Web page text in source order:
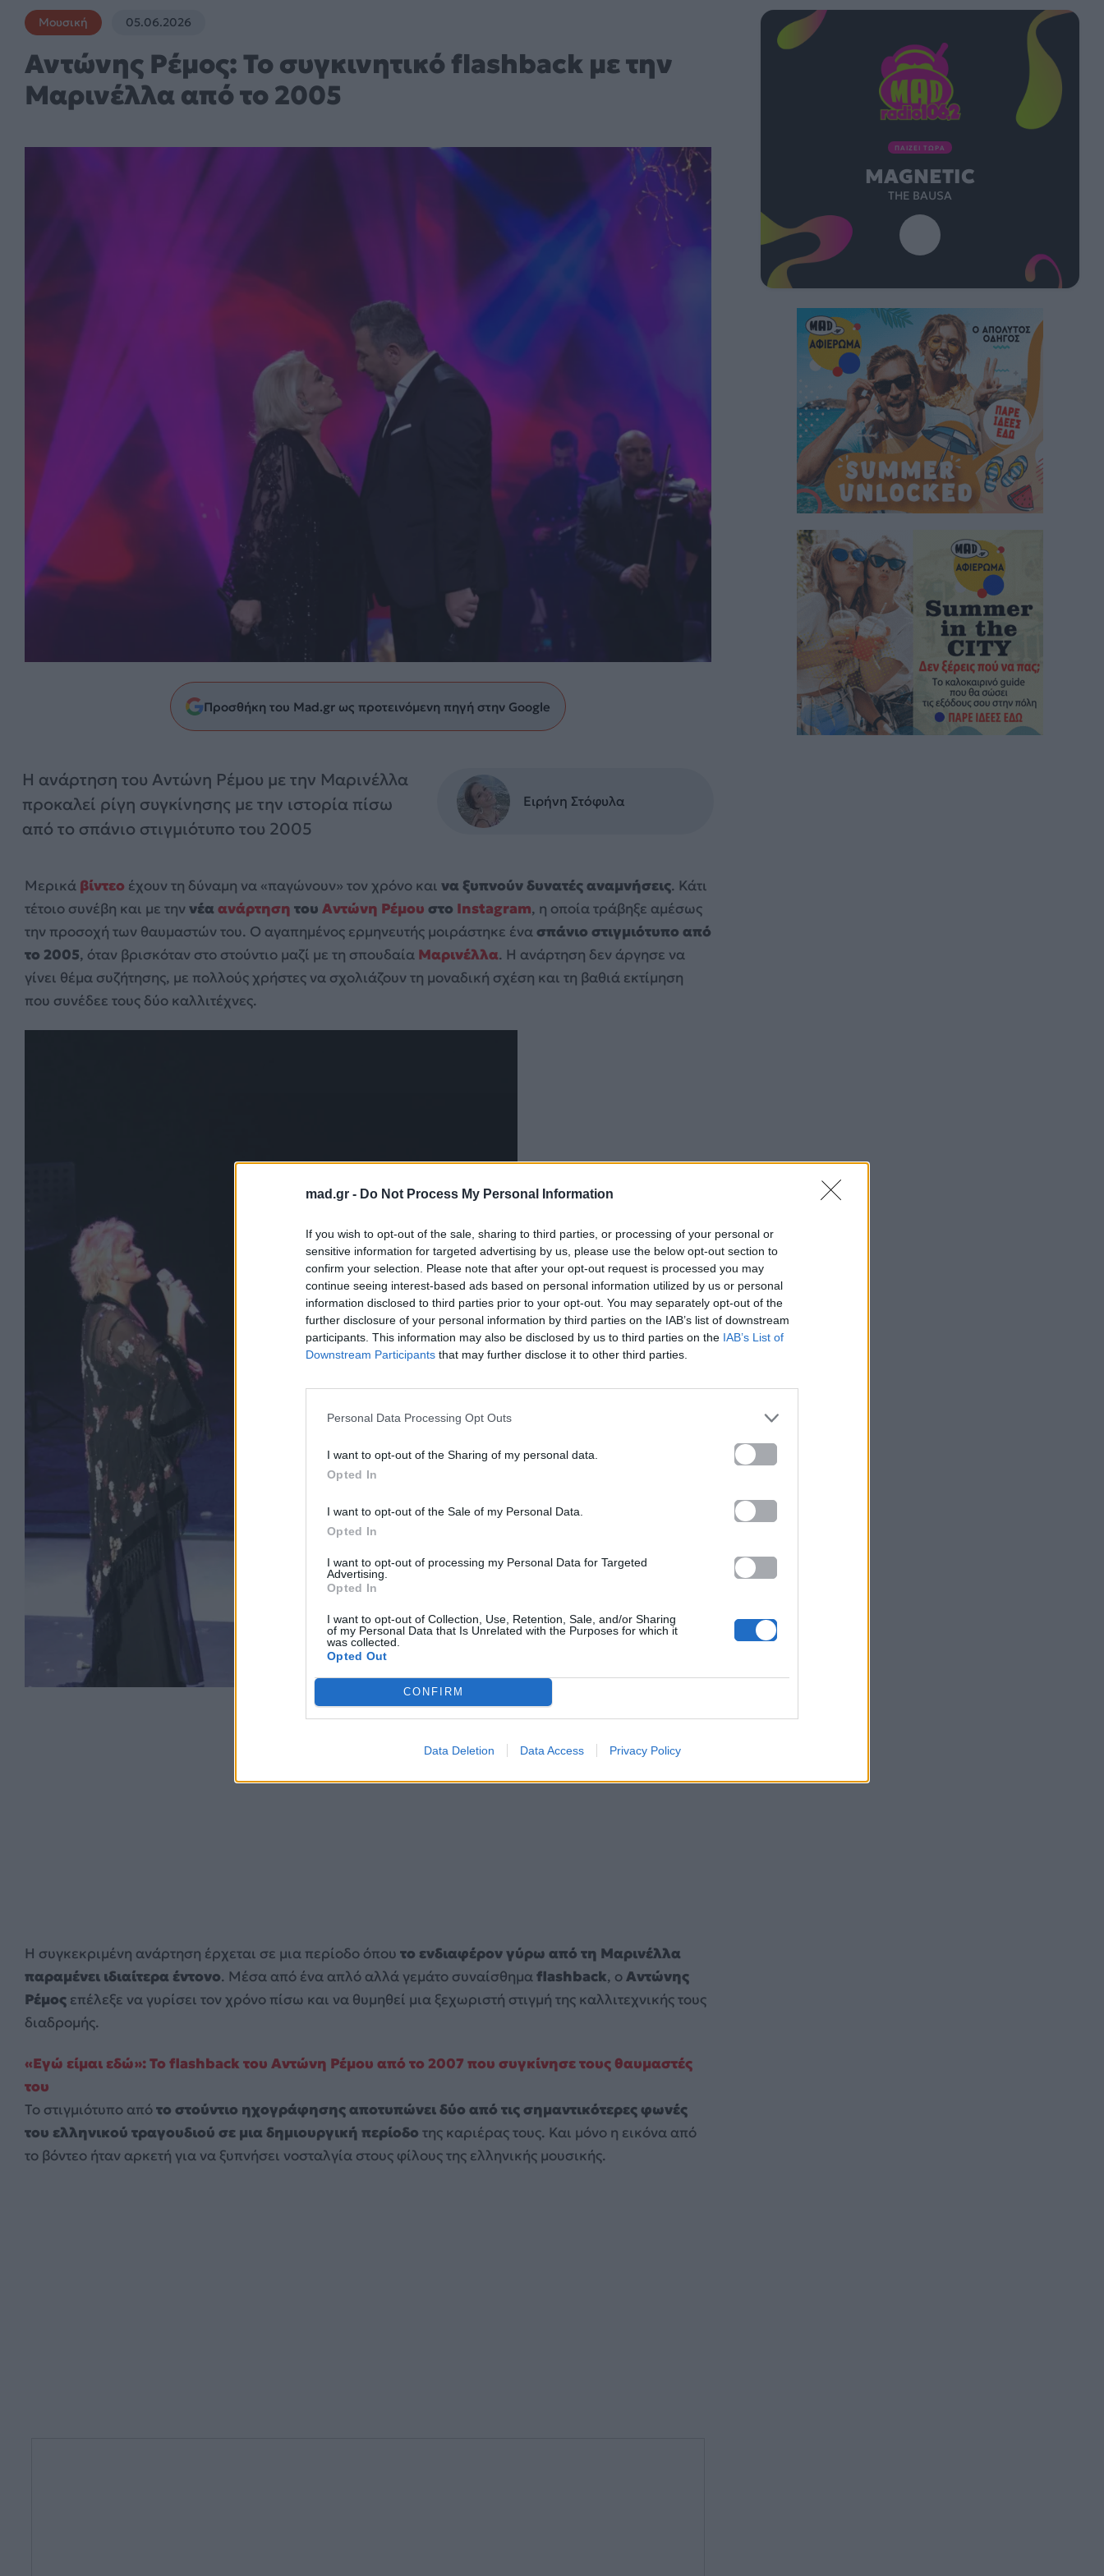
mad.gr - Do Not Process My Personal Information
If you wish to opt-out of the sale, sharing to third parties, or processing of your personal or
sensitive information for targeted advertising by us, please use the below opt-out section to
confirm your selection. Please note that after your opt-out request is processed you may
continue seeing interest-based ads based on personal information utilized by us or personal
information disclosed to third parties prior to your opt-out. You may separately opt-out of the
further disclosure of your personal information by third parties on the IAB’s list of downstream
participants. This information may also be disclosed by us to third parties on the IAB’s List of
Downstream Participants that may further disclose it to other third parties.
Personal Data Processing Opt Outs
I want to opt-out of the Sharing of my personal data.
Opted In
I want to opt-out of the Sale of my Personal Data.
Opted In
I want to opt-out of processing my Personal Data for Targeted
Advertising.
Opted In
I want to opt-out of Collection, Use, Retention, Sale, and/or Sharing
of my Personal Data that Is Unrelated with the Purposes for which it
was collected.
Opted Out
CONFIRM
Data Deletion Data Access Privacy Policy
Μουσική 05.06.2026
Αντώνης Ρέμος: Το συγκινητικό flashback με την
Μαρινέλλα από το 2005
Προσθήκη του Mad.gr ως προτεινόμενη πηγή στην Google
Η ανάρτηση του Αντώνη Ρέμου με την Μαρινέλλα
προκαλεί ρίγη συγκίνησης με την ιστορία πίσω
από το σπάνιο στιγμιότυπο του 2005
Ειρήνη Στόφυλα
Μερικά βίντεο έχουν τη δύναμη να «παγώνουν» τον χρόνο και να ξυπνούν δυνατές αναμνήσεις. Κάτι
τέτοιο συνέβη και με τηννέα ανάρτηση του Αντώνη Ρέμου στο Instagram, η οποία τράβηξε αμέσως
την προσοχή των θαυμαστών του. Ο αγαπημένος ερμηνευτής μοιράστηκε ένασπάνιο στιγμιότυπο από
το 2005, όταν βρισκόταν στο στούντιο μαζί με τη σπουδαία Μαρινέλλα. Η ανάρτηση δεν άργησε να
γίνει θέμα συζήτησης, με πολλούς χρήστες να σχολιάζουν τη μοναδική σχέση και τη βαθιά εκτίμηση
που συνέδεε τους δύο καλλιτέχνες.
Η συγκεκριμένη ανάρτηση έρχεται σε μια περίοδο όπου το ενδιαφέρον γύρω από τη Μαρινέλλα
παραμένει ιδιαίτερα έντονο. Μέσα από ένα απλό αλλά γεμάτο συναίσθημαflashback, οΑντώνης
Ρέμος επέλεξε να γυρίσει τον χρόνο πίσω και να θυμηθεί μια ξεχωριστή στιγμή της καλλιτεχνικής τους
διαδρομής.
«Εγώ είμαι εδώ»: Το flashback του Αντώνη Ρέμου από το 2007 που συγκίνησε τους θαυμαστές
του
Το στιγμιότυπο απότο στούντιο ηχογράφησης αποτυπώνει δύο από τις σημαντικότερες φωνές
του ελληνικού τραγουδιού σε μια δημιουργική περίοδο της καριέρας τους. Και μόνο η εικόνα από
το βόντεο ήταν αρκετή για να ξυπνήσει νοσταλγία στους φίλους της ελληνικής μουσικής.
ΠΑΙΖΕΙ ΤΩΡΑ
MAGNETIC
THE BAUSA